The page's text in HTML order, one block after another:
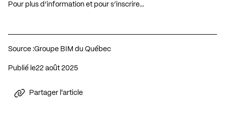
Pour plus d’information et pour s’inscrire…
Source :Groupe BIM du Québec
Publié le 22 août 2025
Partager l'article